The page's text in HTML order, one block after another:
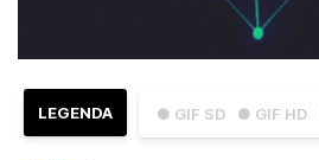
● GIF SD ● GIF HD
LEGENDA